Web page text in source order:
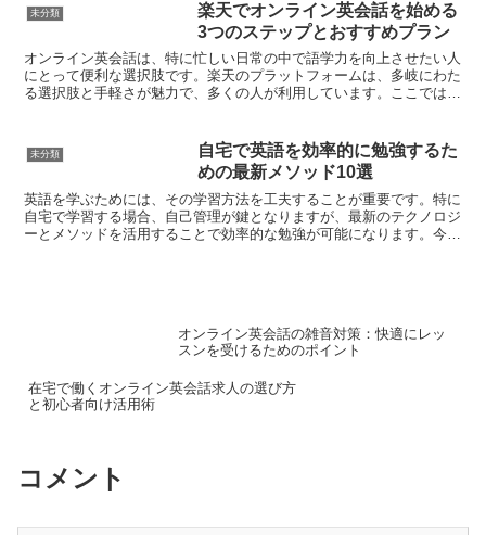
未分類
楽天でオンライン英会話を始める
3つのステップとおすすめプラン
オンライン英会話は、特に忙しい日常の中で語学力を向上させたい人
にとって便利な選択肢です。楽天のプラットフォームは、多岐にわた
る選択肢と手軽さが魅力で、多くの人が利用しています。ここでは、
未分類
自宅で英語を効率的に勉強するた
めの最新メソッド10選
英語を学ぶためには、その学習方法を工夫することが重要です。特に
自宅で学習する場合、自己管理が鍵となりますが、最新のテクノロジ
ーとメソッドを活用することで効率的な勉強が可能になります。今回
オンライン英会話の雑音対策：快適にレッ
スンを受けるためのポイント
在宅で働くオンライン英会話求人の選び方
と初心者向け活用術
コメント